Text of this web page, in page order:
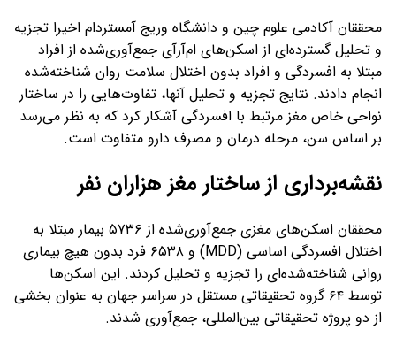
محققان آکادمی علوم چین و دانشگاه وریج آمستردام اخیرا تجزیه
و تحلیل گسترده‌ای از اسکن‌های ام‌آرآی جمع‌آوری‌شده از افراد
مبتلا به افسردگی و افراد بدون اختلال سلامت روان شناخته‌شده
انجام دادند. نتایج تجزیه و تحلیل آنها، تفاوت‌هایی را در ساختار
نواحی خاص مغز مرتبط با افسردگی آشکار کرد که به نظر می‌رسد
بر اساس سن، مرحله درمان و مصرف دارو متفاوت است.
نقشه‌برداری از ساختار مغز هزاران نفر
محققان اسکن‌های مغزی جمع‌آوری‌شده از ۵۷۳۶ بیمار مبتلا به
اختلال افسردگی اساسی (MDD) و ۶۵۳۸ فرد بدون هیچ بیماری
روانی شناخته‌شده‌ای را تجزیه و تحلیل کردند. این اسکن‌ها
توسط ۶۴ گروه تحقیقاتی مستقل در سراسر جهان به عنوان بخشی
از دو پروژه تحقیقاتی بین‌المللی، جمع‌آوری شدند.